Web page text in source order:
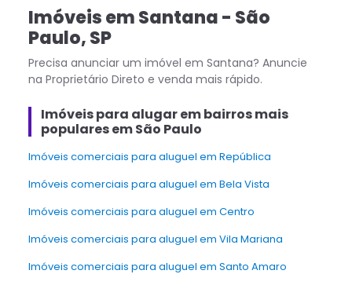
ImóveisemSantana- São
Paulo,SP
Precisa anunciar um imóvel em Santana? Anuncie
na Proprietário Direto e venda mais rápido.
Imóveis para alugar em bairros mais
populares em São Paulo
Imóveis comerciais para aluguel em República
Imóveis comerciais para aluguel em Bela Vista
Imóveis comerciais para aluguel em Centro
Imóveis comerciais para aluguel em Vila Mariana
Imóveis comerciais para aluguel em Santo Amaro